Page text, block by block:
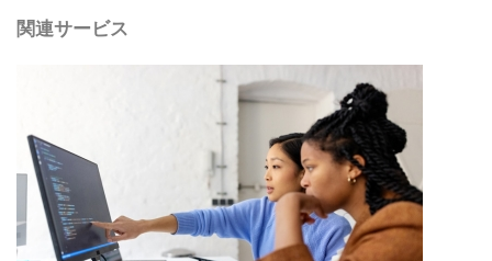
関連サービス